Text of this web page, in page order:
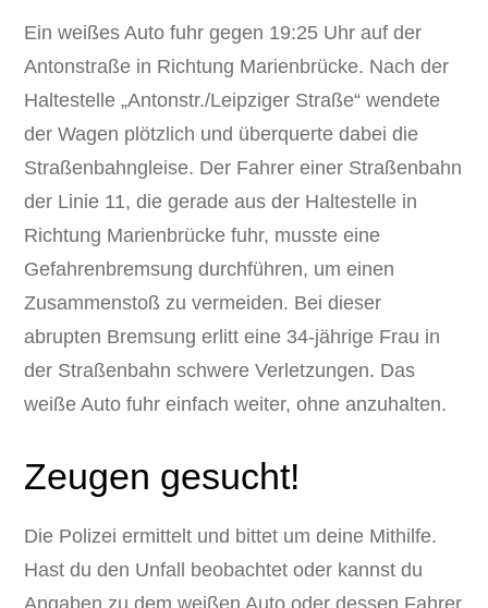
Ein weißes Auto fuhr gegen 19:25 Uhr auf der
Antonstraße in Richtung Marienbrücke. Nach der
Haltestelle „Antonstr./Leipziger Straße“ wendete
der Wagen plötzlich und überquerte dabei die
Straßenbahngleise. Der Fahrer einer Straßenbahn
der Linie 11, die gerade aus der Haltestelle in
Richtung Marienbrücke fuhr, musste eine
Gefahrenbremsung durchführen, um einen
Zusammenstoß zu vermeiden. Bei dieser
abrupten Bremsung erlitt eine 34-jährige Frau in
der Straßenbahn schwere Verletzungen. Das
weiße Auto fuhr einfach weiter, ohne anzuhalten.
Zeugen gesucht!
Die Polizei ermittelt und bittet um deine Mithilfe.
Hast du den Unfall beobachtet oder kannst du
Angaben zu dem weißen Auto oder dessen Fahrer